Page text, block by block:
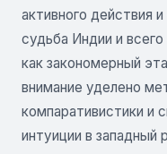
активного действия
судьба Индии и
как закономерный
внимание уделено
компаративистики и
интуиции в западный